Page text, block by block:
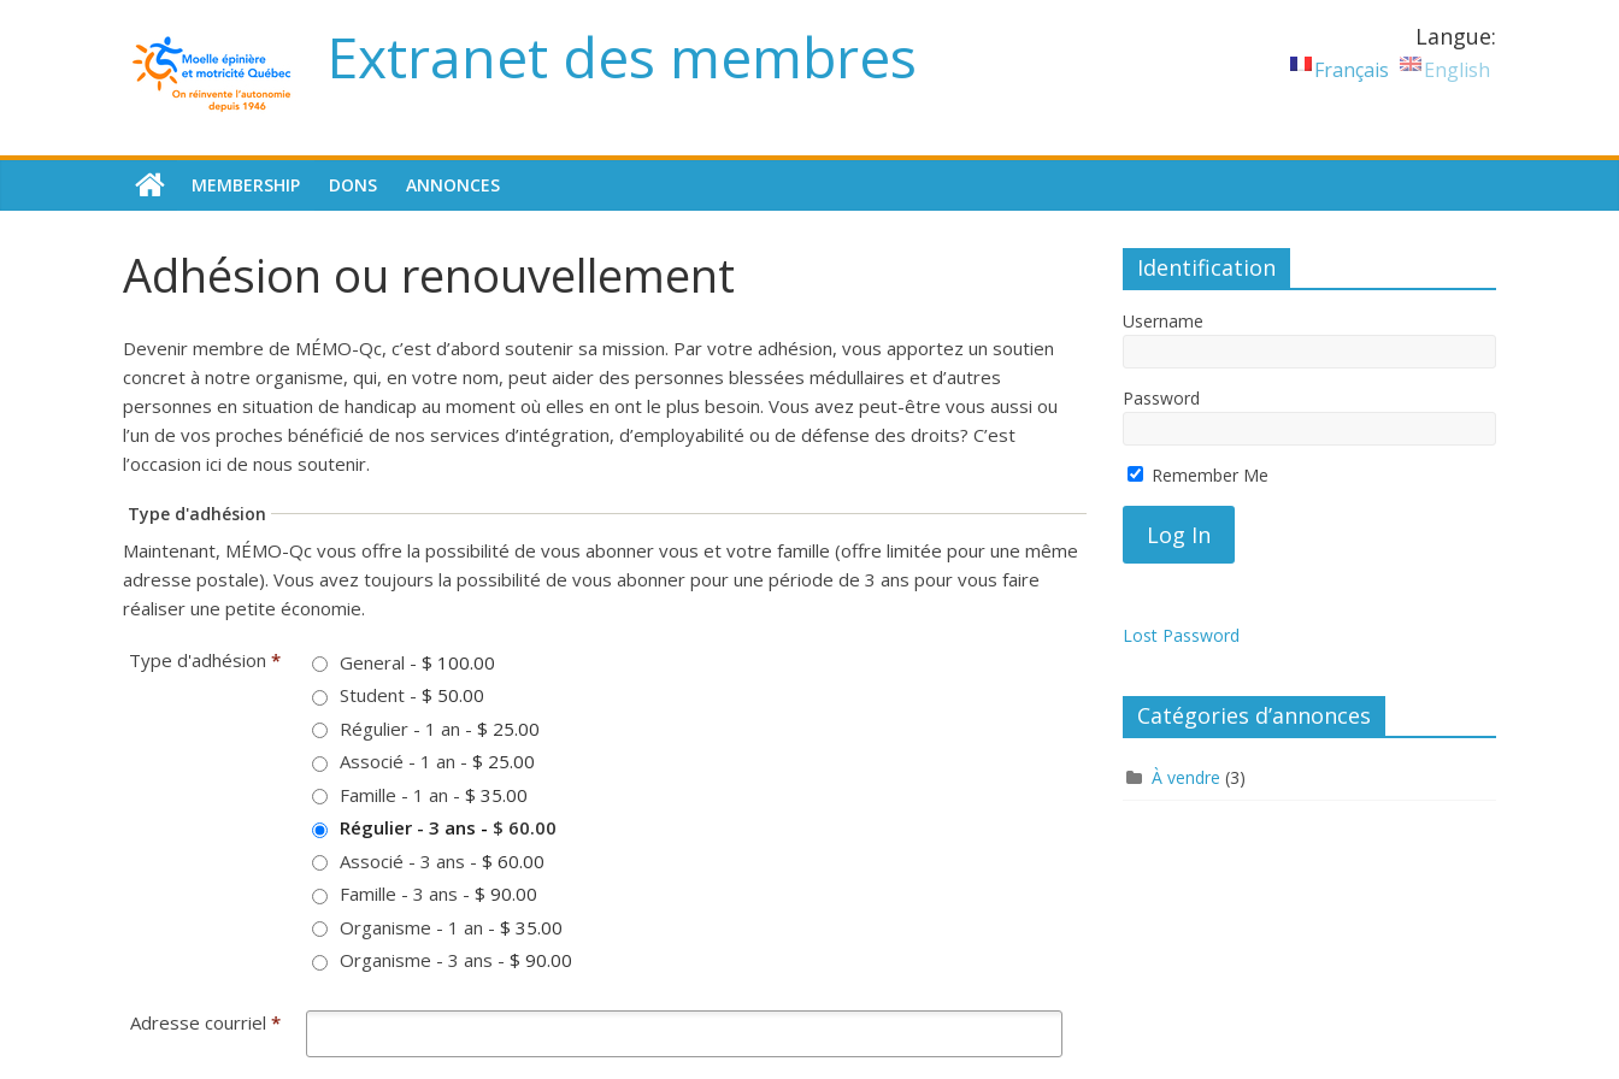
Extranet des membres Langue:
Français English
MEMBERSHIP DONS ANNONCES
Adhésion ou renouvellement
Devenir membre de MÉMO-Qc, c’est d’abord soutenir sa mission. Par votre adhésion, vous apportez un soutien
concret à notre organisme, qui, en votre nom, peut aider des personnes blessées médullaires et d’autres
personnes en situation de handicap au moment où elles en ont le plus besoin. Vous avez peut-être vous aussi ou
l’un de vos proches bénéficié de nos services d’intégration, d’employabilité ou de défense des droits? C’est
l’occasion ici de nous soutenir.
Type d'adhésion
Maintenant, MÉMO-Qc vous offre la possibilité de vous abonner vous et votre famille (offre limitée pour une même
adresse postale). Vous avez toujours la possibilité de vous abonner pour une période de 3 ans pour vous faire
réaliser une petite économie.
Type d'adhésion * General - $ 100.00
Student - $ 50.00
Régulier - 1 an - $ 25.00
Associé - 1 an - $ 25.00
Famille - 1 an - $ 35.00
Régulier - 3 ans - $ 60.00
Associé - 3 ans - $ 60.00
Famille - 3 ans - $ 90.00
Organisme - 1 an - $ 35.00
Organisme - 3 ans - $ 90.00
Adresse courriel *
Identification
Username
Password
Remember Me
Lost Password
Catégories d’annonces
À vendre (3)